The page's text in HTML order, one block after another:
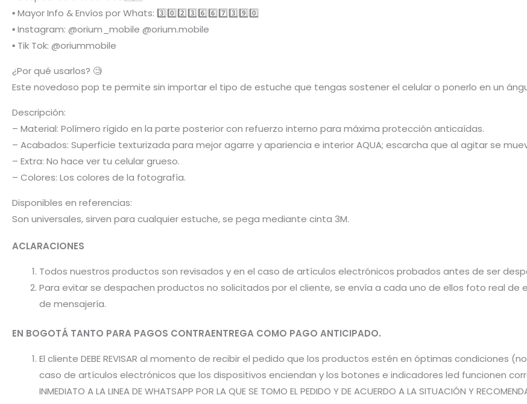
▪️ Mayor Info & Envíos por Whats: 3️⃣0️⃣2️⃣3️⃣6️⃣6️⃣7️⃣3️⃣9️⃣0️⃣
▪️ Instagram: @orium_mobile @orium.mobile
▪️ Tik Tok: @oriummobile
¿Por qué usarlos? 🧐
Este novedoso pop te permite sin importar el tipo de estuche que tengas sostener el celular o ponerlo en un
Descripción:
– Material: Polímero rígido en la parte posterior con refuerzo interno para máxima protección anticaídas.
– Acabados: Superficie texturizada para mejor agarre y apariencia e interior AQUA; escarcha que al agitar se
– Extra: No hace ver tu celular grueso.
– Colores: Los colores de la fotografía.
Disponibles en referencias:
Son universales, sirven para cualquier estuche, se pega mediante cinta 3M.
ACLARACIONES
Todos nuestros productos son revisados y en el caso de artículos electrónicos probados antes de ser
Para evitar se despachen productos no solicitados por el cliente, se envía a cada uno de ellos foto real
de mensajería.
EN BOGOTÁ TANTO PARA PAGOS CONTRAENTREGA COMO PAGO ANTICIPADO.
El cliente DEBE REVISAR al momento de recibir el pedido que los productos estén en óptimas condiciones
caso de artículos electrónicos que los dispositivos enciendan y los botones e indicadores led funcionen
INMEDIATO A LA LINEA DE WHATSAPP POR LA QUE SE TOMO EL PEDIDO Y DE ACUERDO A LA SITUACIÓN Y